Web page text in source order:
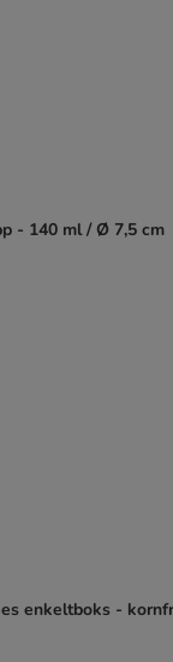
- 140 ml / Ø 7,5 cm
enkeltboks -